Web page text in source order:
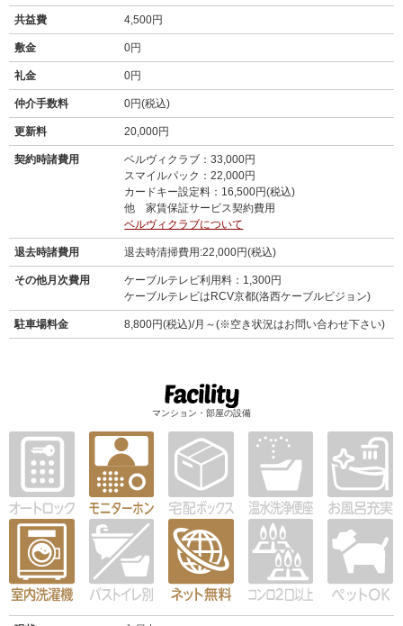
共益費 4,500円
敷金 0円
礼金 0円
仲介手数料 0円(税込)
更新料 20,000円
契約時諸費用
ベルヴィクラブ：33,000円
スマイルパック：22,000円
カードキー設定料：16,500円(税込)
他 家賃保証サービス契約費用
ベルヴィクラブについて
退去時諸費用 退去時清掃費用:22,000円(税込)
その他月次費用
ケーブルテレビ利用料：1,300円
ケーブルテレビはRCV京都(洛西ケーブルビジョン)
駐車場料金 8,800円(税込)/月～(※空き状況はお問い合わせ下さい)
マンション・部屋の設備